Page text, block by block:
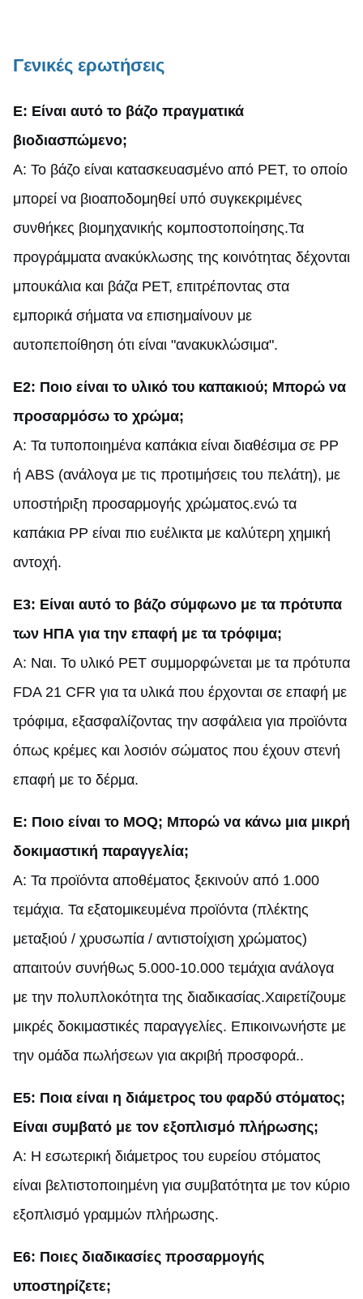
Γενικές ερωτήσεις
Ε: Είναι αυτό το βάζο πραγματικά
βιοδιασπώμενο;
Α: Το βάζο είναι κατασκευασμένο από PET, το οποίο
μπορεί να βιοαποδομηθεί υπό συγκεκριμένες
συνθήκες βιομηχανικής κομποστοποίησης.Τα
προγράμματα ανακύκλωσης της κοινότητας δέχονται
μπουκάλια και βάζα PET, επιτρέποντας στα
εμπορικά σήματα να επισημαίνουν με
αυτοπεποίθηση ότι είναι "ανακυκλώσιμα".
Ε2: Ποιο είναι το υλικό του καπακιού; Μπορώ να
προσαρμόσω το χρώμα;
Α: Τα τυποποιημένα καπάκια είναι διαθέσιμα σε PP
ή ABS (ανάλογα με τις προτιμήσεις του πελάτη), με
υποστήριξη προσαρμογής χρώματος.ενώ τα
καπάκια PP είναι πιο ευέλικτα με καλύτερη χημική
αντοχή.
Ε3: Είναι αυτό το βάζο σύμφωνο με τα πρότυπα
των ΗΠΑ για την επαφή με τα τρόφιμα;
Α: Ναι. Το υλικό PET συμμορφώνεται με τα πρότυπα
FDA 21 CFR για τα υλικά που έρχονται σε επαφή με
τρόφιμα, εξασφαλίζοντας την ασφάλεια για προϊόντα
όπως κρέμες και λοσιόν σώματος που έχουν στενή
επαφή με το δέρμα.
Ε: Ποιο είναι το MOQ; Μπορώ να κάνω μια μικρή
δοκιμαστική παραγγελία;
Α: Τα προϊόντα αποθέματος ξεκινούν από 1.000
τεμάχια. Τα εξατομικευμένα προϊόντα (πλέκτης
μεταξιού / χρυσωπία / αντιστοίχιση χρώματος)
απαιτούν συνήθως 5.000-10.000 τεμάχια ανάλογα
με την πολυπλοκότητα της διαδικασίας.Χαιρετίζουμε
μικρές δοκιμαστικές παραγγελίες. Επικοινωνήστε με
την ομάδα πωλήσεων για ακριβή προσφορά..
Ε5: Ποια είναι η διάμετρος του φαρδύ στόματος;
Είναι συμβατό με τον εξοπλισμό πλήρωσης;
Α: Η εσωτερική διάμετρος του ευρείου στόματος
είναι βελτιστοποιημένη για συμβατότητα με τον κύριο
εξοπλισμό γραμμών πλήρωσης.
Ε6: Ποιες διαδικασίες προσαρμογής
υποστηρίζετε;